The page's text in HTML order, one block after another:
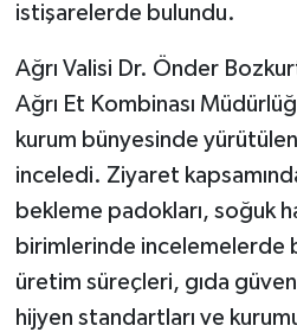
istişarelerde bulundu.
Ağrı Valisi Dr. Önder
Ağrı Et Kombinası
kurum bünyesinde
inceledi. Ziyaret
bekleme padokları, soğuk
birimlerinde incelemelerde
üretim süreçleri, gıda
hijyen standartları ve